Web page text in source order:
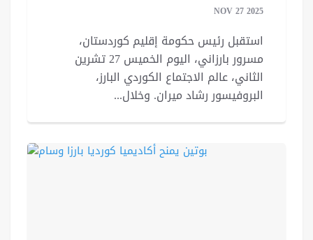
NOV 27 2025
استقبل رئيس حكومة إقليم كوردستان،
مسرور بارزاني، اليوم الخميس 27 تشرين
الثاني، عالم الاجتماع الكوردي البارز،
البروفيسور رشاد ميران. وخلال...